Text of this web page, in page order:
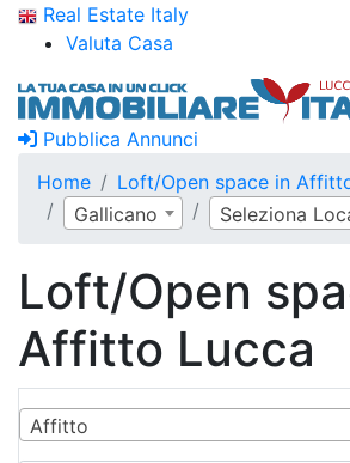
Real Estate Italy
Valuta Casa
Pubblica Annunci
Home
Loft/Open space in
Gallicano
Seleziona
Loft/Open
Affitto Lucca
Affitto